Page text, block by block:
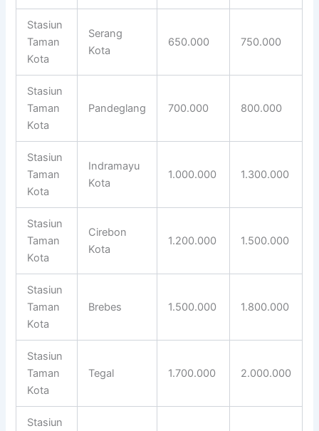
Stasiun
Taman
Kota
Serang
Kota
650.000 750.000
Stasiun
Taman
Kota
Pandeglang 700.000 800.000
Stasiun
Taman
Kota
Indramayu
Kota
1.000.000 1.300.000
Stasiun
Taman
Kota
Cirebon
Kota
1.200.000 1.500.000
Stasiun
Taman
Kota
Brebes 1.500.000 1.800.000
Stasiun
Taman
Kota
Tegal 1.700.000 2.000.000
Stasiun